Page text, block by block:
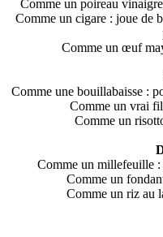
Comme un poireau
Comme un cigare : joue de
Comme un œuf
Comme une bouillabaisse :
Comme un vrai
Comme un
Comme un millefeuille :
Comme un
Comme un riz au